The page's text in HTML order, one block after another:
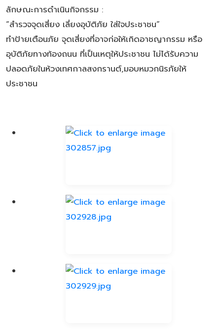
ลักษณะการดำเนินกิจกรรม :
“สำรวจจุดเสี่ยง เลี่ยงอุบัติภัย ใส่ใจประชาชน”
ทำป้ายเตือนภัย จุดเสี่ยงที่อาจก่อให้เกิดอาชญากรรม หรือ
อุบัติภัยทางท้องถนน ที่เป็นเหตุให้ประชาชน ไม่ได้รับความ
ปลอดภัยในห้วงเทศกาลสงกรานต์,มอบหมวกนิรภัยให้
ประชาชน